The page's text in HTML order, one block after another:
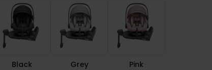
Black Grey Pink